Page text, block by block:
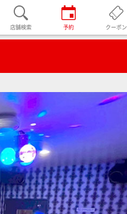
店舗検索 予約 クーポン